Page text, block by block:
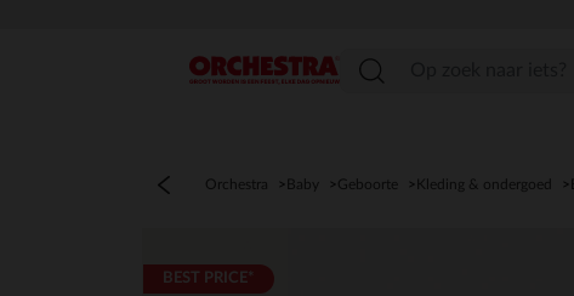
menu
Orchestra Baby Geboorte Kleding & ondergoed
BEST PRICE*